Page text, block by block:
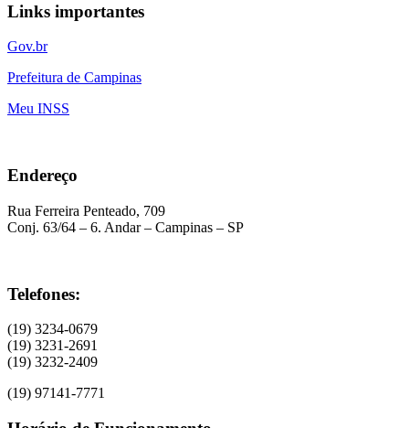
Links importantes
Gov.br
Prefeitura de Campinas
Meu INSS
Endereço
Rua Ferreira Penteado, 709
Conj. 63/64 – 6. Andar – Campinas – SP
Telefones:
(19) 3234-0679
(19) 3231-2691
(19) 3232-2409
(19) 97141-7771